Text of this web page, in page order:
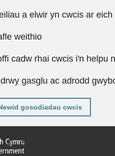
a elwir yn cwcis ar
weithio
cadw rhai cwcis i'n helpu
gasglu ac adrodd
gosodiadau cwcis